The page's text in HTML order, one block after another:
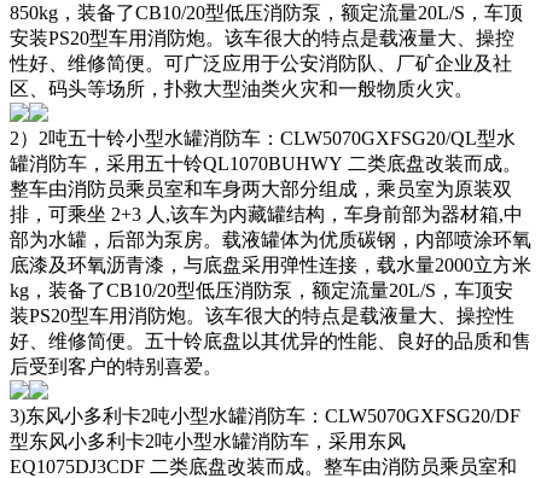
850kg，装备了CB10/20型低压消防泵，额定流量20L/S，车顶
安装PS20型车用消防炮。该车很大的特点是载液量大、操控
性好、维修简便。可广泛应用于公安消防队、厂矿企业及社
区、码头等场所，扑救大型油类火灾和一般物质火灾。
2）2吨五十铃小型水罐消防车：CLW5070GXFSG20/QL型水
罐消防车，采用五十铃QL1070BUHWY 二类底盘改装而成。
整车由消防员乘员室和车身两大部分组成，乘员室为原装双
排，可乘坐 2+3 人,该车为内藏罐结构，车身前部为器材箱,中
部为水罐，后部为泵房。载液罐体为优质碳钢，内部喷涂环氧
底漆及环氧沥青漆，与底盘采用弹性连接，载水量2000立方米
kg，装备了CB10/20型低压消防泵，额定流量20L/S，车顶安
装PS20型车用消防炮。该车很大的特点是载液量大、操控性
好、维修简便。五十铃底盘以其优异的性能、良好的品质和售
后受到客户的特别喜爱。
3)东风小多利卡2吨小型水罐消防车：CLW5070GXFSG20/DF
型东风小多利卡2吨小型水罐消防车，采用东风
EQ1075DJ3CDF 二类底盘改装而成。整车由消防员乘员室和